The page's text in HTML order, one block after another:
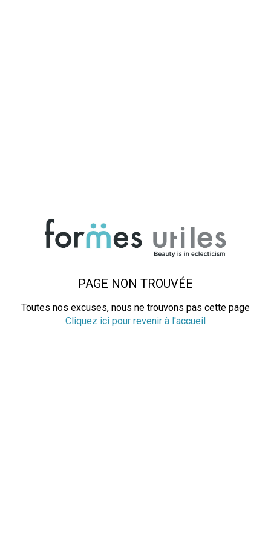
PAGE NON TROUVÉE
Toutes nos excuses, nous ne trouvons pas cette page
Cliquez ici pour revenir à l'accueil